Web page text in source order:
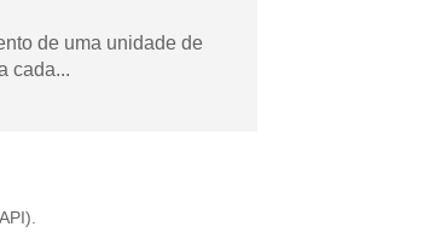
de uma unidade de
cada...
).